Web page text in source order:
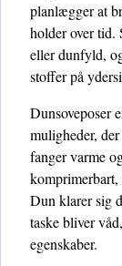
planlægger at
holder over tid.
eller dunfyld,
stoffer på
Dunsoveposer
muligheder,
fanger varme
komprimerbart,
Dun klarer sig
taske bliver
egenskaber.